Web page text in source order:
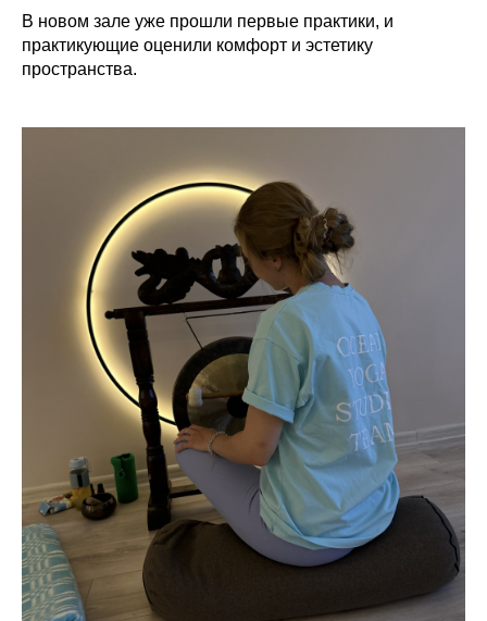
В новом зале уже прошли первые практики, и
практикующие оценили комфорт и эстетику
пространства.